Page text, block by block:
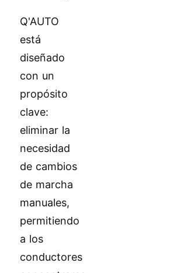
Q'AUTO
está
diseñado
con un
propósito
clave:
eliminar la
necesidad
de cambios
de marcha
manuales,
permitiendo
a los
conductores